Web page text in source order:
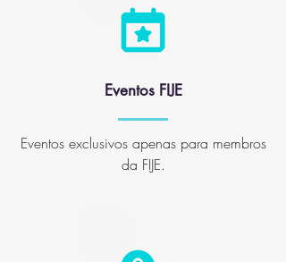
Eventos FIJE
Eventos exclusivos apenas para membros
da FIJE.